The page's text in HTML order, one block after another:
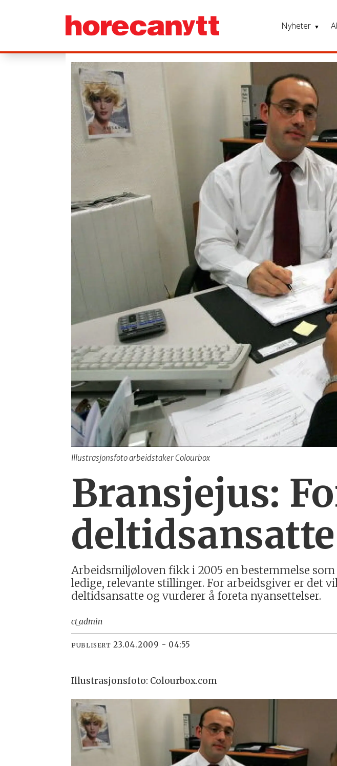
Nyheter
Illustrasjonsfoto arbeidstaker Colourbox
Bransjejus:
deltidsansatte
Arbeidsmiljøloven fikk i 2005 en bestemmelse
ledige, relevante stillinger. For arbeidsgiver er det
deltidsansatte og vurderer å foreta nyansettelser.
ct_admin
PUBLISERT 23.04.2009 - 04:55
Illustrasjonsfoto: Colourbox.com